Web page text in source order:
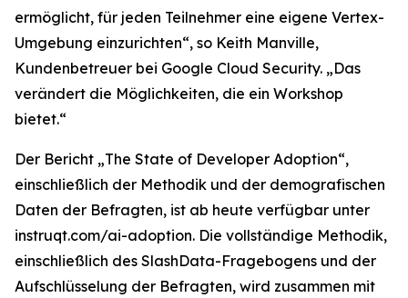
ermöglicht, für jeden Teilnehmer eine eigene Vertex-
Umgebung einzurichten“, so Keith Manville,
Kundenbetreuer bei Google Cloud Security. „Das
verändert die Möglichkeiten, die ein Workshop
bietet.“
Der Bericht „The State of Developer Adoption“,
einschließlich der Methodik und der demografischen
Daten der Befragten, ist ab heute verfügbar unter
instruqt.com/ai-adoption. Die vollständige Methodik,
einschließlich des SlashData-Fragebogens und der
Aufschlüsselung der Befragten, wird zusammen mit